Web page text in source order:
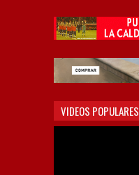
VIDEOS POPULARES